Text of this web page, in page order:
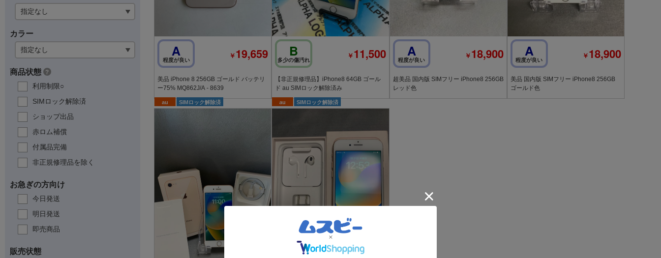
カラー
商品状態 ?
利用制限○
SIMロック解除済
ショップ出品
赤ロム補償
付属品完備
非正規修理品を除く
お急ぎの方向け
今日発送
明日発送
即売商品
販売状態
A
程度が良い ￥19,659
美品 iPhone 8 256GB ゴールド バッテリ
ー75% MQ862J/A - 8639
B
多少の傷汚れ ￥11,500
【非正規修理品】iPhone8 64GB ゴール
ド au SIMロック解除済み
A
程度が良い ￥18,900
超美品 国内版 SIMフリー iPhone8 256GB
レッド色
A
程度が良い ￥18,900
美品 国内版 SIMフリー iPhone8 256GB
ゴールド色
au SIMロック解除済 au SIMロック解除済